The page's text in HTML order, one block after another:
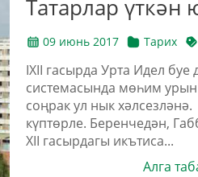
Татарлар үткән
09 июнь 2017 Тарих
IXII гасырда Урта Идел буе
системасында мөһим урын
соңрак ул нык
күптөрле. Беренчедән,
XII гасырдагы икътиса...
Алга